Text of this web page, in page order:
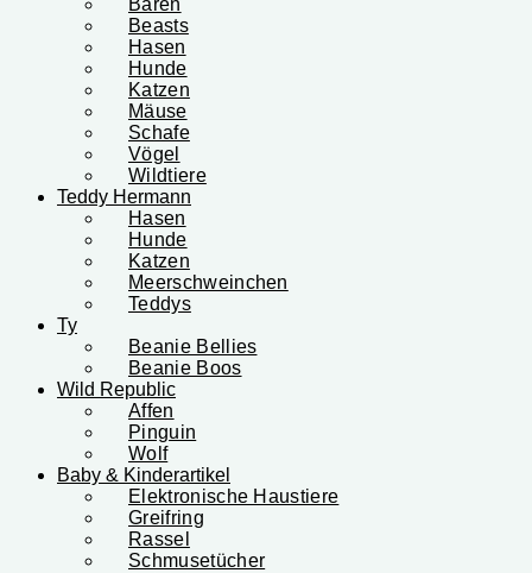
Bären
Beasts
Hasen
Hunde
Katzen
Mäuse
Schafe
Vögel
Wildtiere
Teddy Hermann
Hasen
Hunde
Katzen
Meerschweinchen
Teddys
Ty
Beanie Bellies
Beanie Boos
Wild Republic
Affen
Pinguin
Wolf
Baby & Kinderartikel
Elektronische Haustiere
Greifring
Rassel
Schmusetücher